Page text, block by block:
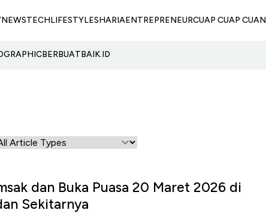
NEWSTECHLIFESTYLESHARIAENTREPRENEURCUAP CUAP CUAN
BERBUATBAIK.ID
dan Buka Puasa 20 Maret 2026 di
Sekitarnya